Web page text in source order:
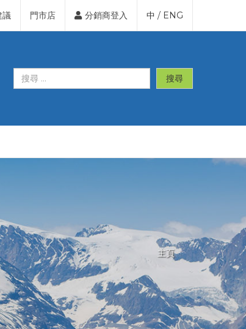
議 門市店 分銷商登入 中 / ENG
搜尋
主頁